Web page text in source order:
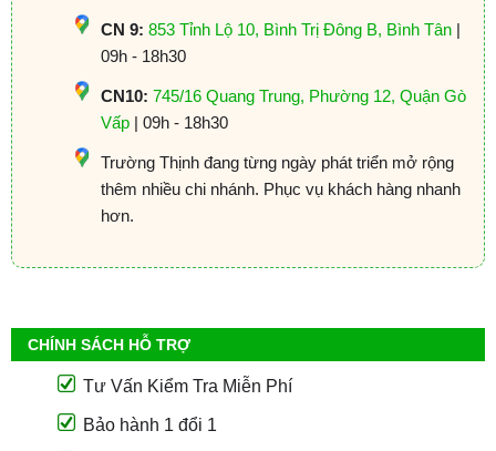
CN 9: 853 Tỉnh Lộ 10, Bình Trị Đông B, Bình Tân|
09h - 18h30
CN10: 745/16 Quang Trung, Phường 12, Quận Gò
Vấp| 09h - 18h30
Trường Thịnh đang từng ngày phát triển mở rộng
thêm nhiều chi nhánh. Phục vụ khách hàng nhanh
hơn.
CHÍNH SÁCH HỖ TRỢ
Tư Vấn Kiểm Tra Miễn Phí
Bảo hành 1 đổi 1